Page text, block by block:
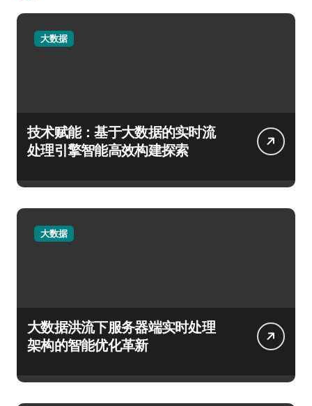
大数据
技术赋能：基于大数据的实时流
处理引擎智能高效构建探索
大数据
大数据洪流下服务器端实时处理
架构的智能优化革新